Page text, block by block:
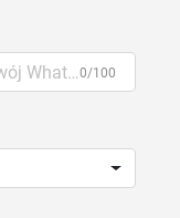
0/100